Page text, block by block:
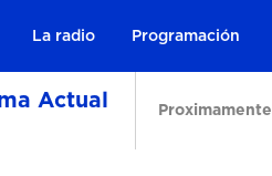
La radio Programación
Actual Proximamente